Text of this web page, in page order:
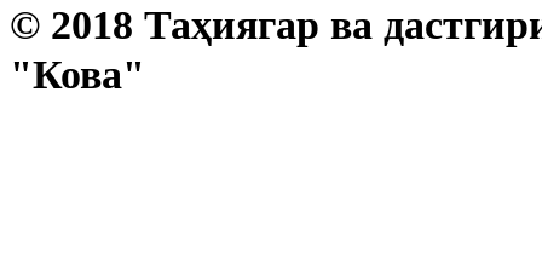
© 2018 Таҳиягар ва
"Кова"